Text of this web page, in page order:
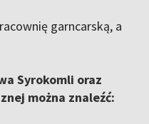
garncarską, a
Syrokomli oraz
można znaleźć: